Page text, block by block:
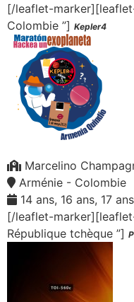
[/leaflet-
Colombie ”] Kepler4
Marcelino
Arménie - Colombie
14 ans, 16 ans, 17
[/leaflet-
République tchèque ”]